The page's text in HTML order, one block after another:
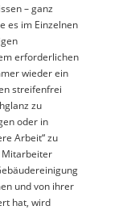
– ganz
es im Einzelnen
erforderlichen
wieder ein
streifenfrei
zu
oder in
Arbeit“ zu
Mitarbeiter
und von ihrer
hat, wird